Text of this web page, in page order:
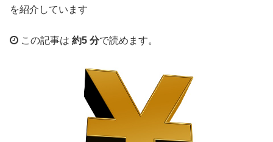
を紹介しています
この記事は 約5 分で読めます。